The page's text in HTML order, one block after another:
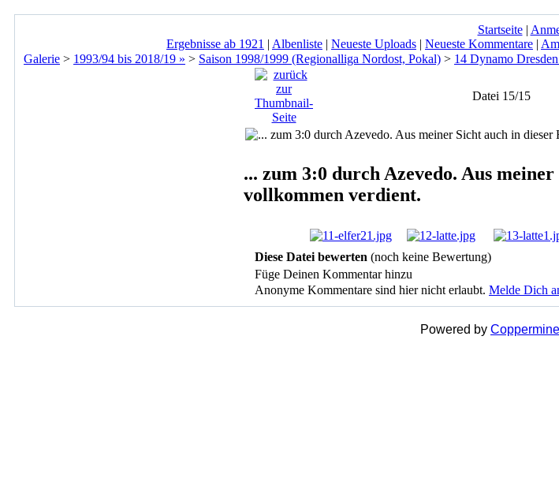
Startseite|
Ergebnisse ab 1921 | Albenliste | Neueste Uploads | Neueste Kommentare |
Galerie > 1993/94 bis 2018/19 » > Saison 1998/1999 (Regionalliga Nordost, Pokal) > 14 Dynamo
Datei 15/15
... zum 3:0 durch Azevedo. Aus
vollkommen verdient.
Diese Datei bewerten (noch keine Bewertung)
Füge Deinen Kommentar hinzu
Anonyme Kommentare sind hier nicht erlaubt. Melde Dich
Powered by